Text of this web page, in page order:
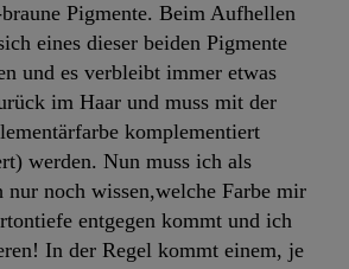
Pigmente. Beim Aufhellen
eines dieser beiden Pigmente
und es verbleibt immer etwas
im Haar und muss mit der
komplementiert
werden. Nun muss ich als
nur noch wissen,welche Farbe mir
entgegen kommt und ich
In der Regel kommt einem, je